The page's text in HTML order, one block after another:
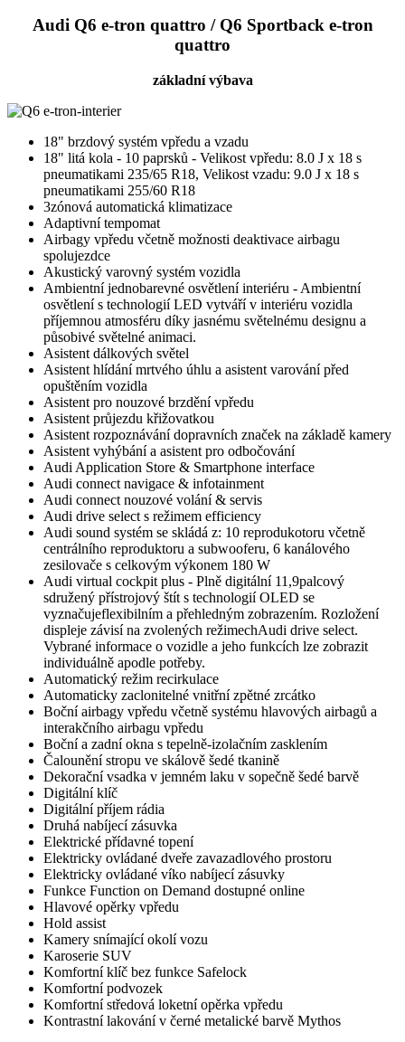
Audi Q6 e-tron quattro / Q6 Sportback e-tron
quattro
základní výbava
18" brzdový systém vpředu a vzadu
18" litá kola - 10 paprsků - Velikost vpředu: 8.0 J x 18 s
pneumatikami 235/65 R18, Velikost vzadu: 9.0 J x 18 s
pneumatikami 255/60 R18
3zónová automatická klimatizace
Adaptivní tempomat
Airbagy vpředu včetně možnosti deaktivace airbagu
spolujezdce
Akustický varovný systém vozidla
Ambientní jednobarevné osvětlení interiéru - Ambientní
osvětlení s technologií LED vytváří v interiéru vozidla
příjemnou atmosféru díky jasnému světelnému designu a
působivé světelné animaci.
Asistent dálkových světel
Asistent hlídání mrtvého úhlu a asistent varování před
opuštěním vozidla
Asistent pro nouzové brzdění vpředu
Asistent průjezdu křižovatkou
Asistent rozpoznávání dopravních značek na základě kamery
Asistent vyhýbání a asistent pro odbočování
Audi Application Store & Smartphone interface
Audi connect navigace & infotainment
Audi connect nouzové volání & servis
Audi drive select s režimem efficiency
Audi sound systém se skládá z: 10 reprodukotoru včetně
centrálního reproduktoru a subwooferu, 6 kanálového
zesilovače s celkovým výkonem 180 W
Audi virtual cockpit plus - Plně digitální 11,9palcový
sdružený přístrojový štít s technologií OLED se
vyznačujeflexibilním a přehledným zobrazením. Rozložení
displeje závisí na zvolených režimechAudi drive select.
Vybrané informace o vozidle a jeho funkcích lze zobrazit
individuálně apodle potřeby.
Automatický režim recirkulace
Automaticky zaclonitelné vnitřní zpětné zrcátko
Boční airbagy vpředu včetně systému hlavových airbagů a
interakčního airbagu vpředu
Boční a zadní okna s tepelně-izolačním zasklením
Čalounění stropu ve skálově šedé tkanině
Dekorační vsadka v jemném laku v sopečně šedé barvě
Digitální klíč
Digitální příjem rádia
Druhá nabíjecí zásuvka
Elektrické přídavné topení
Elektricky ovládané dveře zavazadlového prostoru
Elektricky ovládané víko nabíjecí zásuvky
Funkce Function on Demand dostupné online
Hlavové opěrky vpředu
Hold assist
Kamery snímající okolí vozu
Karoserie SUV
Komfortní klíč bez funkce Safelock
Komfortní podvozek
Komfortní středová loketní opěrka vpředu
Kontrastní lakování v černé metalické barvě Mythos